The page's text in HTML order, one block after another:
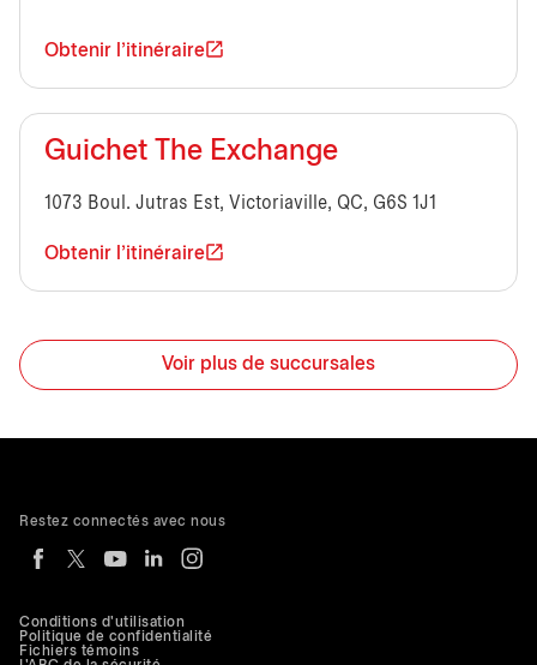
Obtenir l'itinéraire
Guichet The Exchange
1073 Boul. Jutras Est, Victoriaville, QC, G6S 1J1
Obtenir l'itinéraire
Voir plus de succursales
Conditions d'utilisation
Politique de confidentialité
Fichiers témoins
Restez connectés avec nous